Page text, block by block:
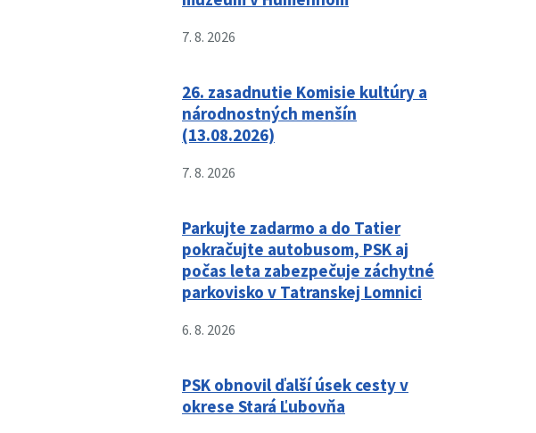
7. 8. 2026
26. zasadnutie Komisie kultúry a
národnostných menšín
(13.08.2026)
7. 8. 2026
Parkujte zadarmo a do Tatier
pokračujte autobusom, PSK aj
počas leta zabezpečuje záchytné
parkovisko v Tatranskej Lomnici
6. 8. 2026
PSK obnovil ďalší úsek cesty v
okrese Stará Ľubovňa